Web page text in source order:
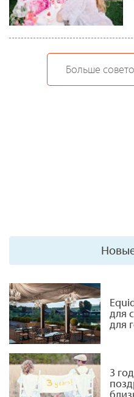
Больше
для
для
3